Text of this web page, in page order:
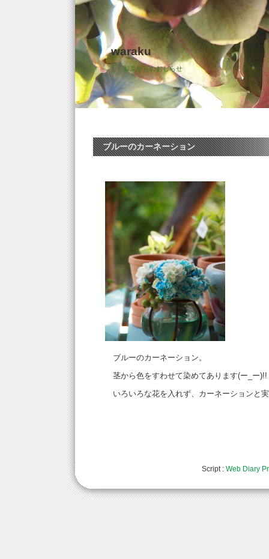
waraku
和楽からのおしらせ
ブルーのカーネーション
ブルーのカーネーション。
茎から色をすわせて染めてあります(ー_ー)!!
いろいろな花を入れず、カーネーションと
Script : Web Diary